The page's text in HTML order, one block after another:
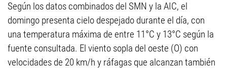
Según los datos combinados del SMN y la AIC, el
domingo presenta cielo despejado durante el día, con
una temperatura máxima de entre 11°C y 13°C según la
fuente consultada. El viento sopla del oeste (O) con
velocidades de 20 km/h y ráfagas que alcanzan también